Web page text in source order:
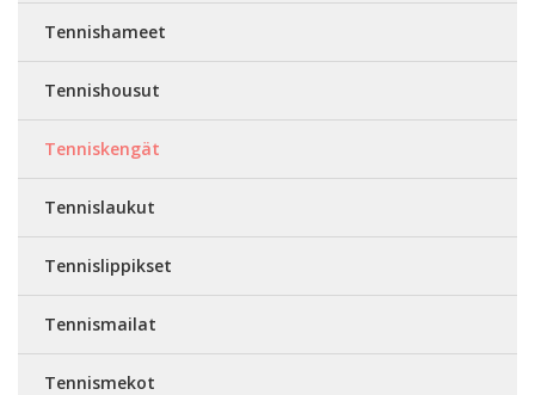
Tennishameet
Tennishousut
Tenniskengät
Tennislaukut
Tennislippikset
Tennismailat
Tennismekot